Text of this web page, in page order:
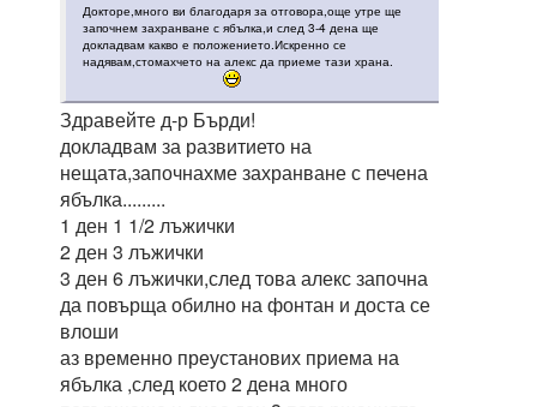
Докторе,много ви благодаря за отговора,още утре ще
започнем захранване с ябълка,и след 3-4 дена ще
докладвам какво е положението.Искренно се
надявам,стомахчето на алекс да приеме тази храна.
Здравейте д-р Бърди!
докладвам за развитието на
нещата,започнахме захранване с печена
ябълка.........
1 ден 1 1/2 лъжички
2 ден 3 лъжички
3 ден 6 лъжички,след това алекс започна
да повърща обилно на фонтан и доста се
влоши
аз временно преустанових приема на
ябълка ,след което 2 дена много